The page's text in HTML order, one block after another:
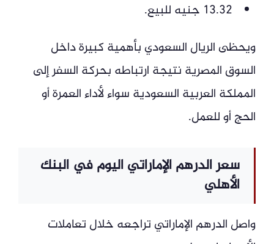
13.32 جنيه للبيع.
ويحظى الريال السعودي بأهمية كبيرة داخل
السوق المصرية نتيجة ارتباطه بحركة السفر إلى
المملكة العربية السعودية سواء لأداء العمرة أو
الحج أو للعمل.
سعر الدرهم الإماراتي اليوم في البنك
الأهلي
واصل الدرهم الإماراتي تراجعه خلال تعاملات